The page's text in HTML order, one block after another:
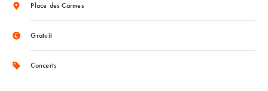
Place des Carmes
Gratuit
Concerts